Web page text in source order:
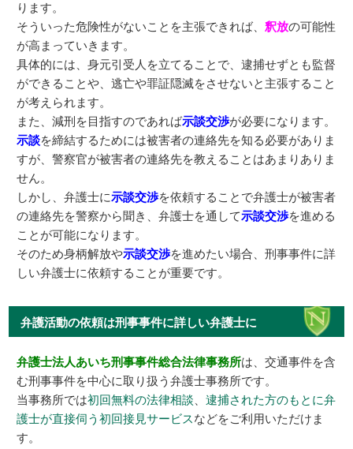
ります。
そういった危険性がないことを主張できれば、釈放の可能性
が高まっていきます。
具体的には、身元引受人を立てることで、逮捕せずとも監督
ができることや、逃亡や罪証隠滅をさせないと主張すること
が考えられます。
また、減刑を目指すのであれば示談交渉が必要になります。
示談を締結するためには被害者の連絡先を知る必要がありま
すが、警察官が被害者の連絡先を教えることはあまりありま
せん。
しかし、弁護士に示談交渉を依頼することで弁護士が被害者
の連絡先を警察から聞き、弁護士を通して示談交渉を進める
ことが可能になります。
そのため身柄解放や示談交渉を進めたい場合、刑事事件に詳
しい弁護士に依頼することが重要です。
弁護活動の依頼は刑事事件に詳しい弁護士に
弁護士法人あいち刑事事件総合法律事務所は、交通事件を含
む刑事事件を中心に取り扱う弁護士事務所です。
当事務所では初回無料の法律相談 、逮捕された方のもとに弁
護士が直接伺う初回接見サービスなどをご利用いただけま
す。